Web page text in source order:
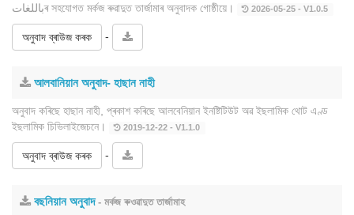
باللغاتৰ সহযোগত মৰ্কজ ৰুৱাদুত তাৰ্জামাৰ অনুবাদক গোষ্ঠীয়ে।
2026-05-25 - V1.0.5
অনুবাদ ব্ৰাউজ কৰক -
আলবানিয়ান অনুবাদ- হাছান নাহী
অনুবাদ কৰিছে হাছান নাহী, প্ৰকাশ কৰিছে আলবেনিয়ান ইনষ্টিটিউট অৱ ইছলামিক থোট এণ্ড
ইছলামিক চিভিলাইজেচনে।
2019-12-22 - V1.1.0
অনুবাদ ব্ৰাউজ কৰক -
বছনিয়ান অনুবাদ- মৰ্কজ ৰুওৱাদুত তাৰ্জামাহ